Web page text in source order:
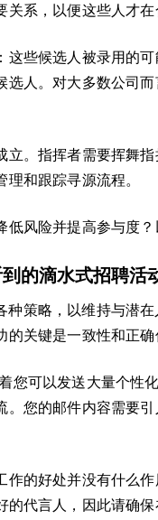
系，以便这些人才在
这些候选人被录用的
选人。对大多数公司
立。指挥者需要挥舞
和跟踪寻源流程。
风险并提高参与度？
的滴水式招聘活
策略，以维持与潜
关键是一致性和正确
您可以发送大量个性
。您的邮件内容需要
作的好处并没有什么
的代言人，因此请确